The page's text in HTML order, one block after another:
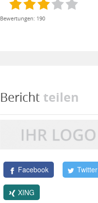
Bewertungen: 190
Bericht teilen
Facebook Twitter
XING